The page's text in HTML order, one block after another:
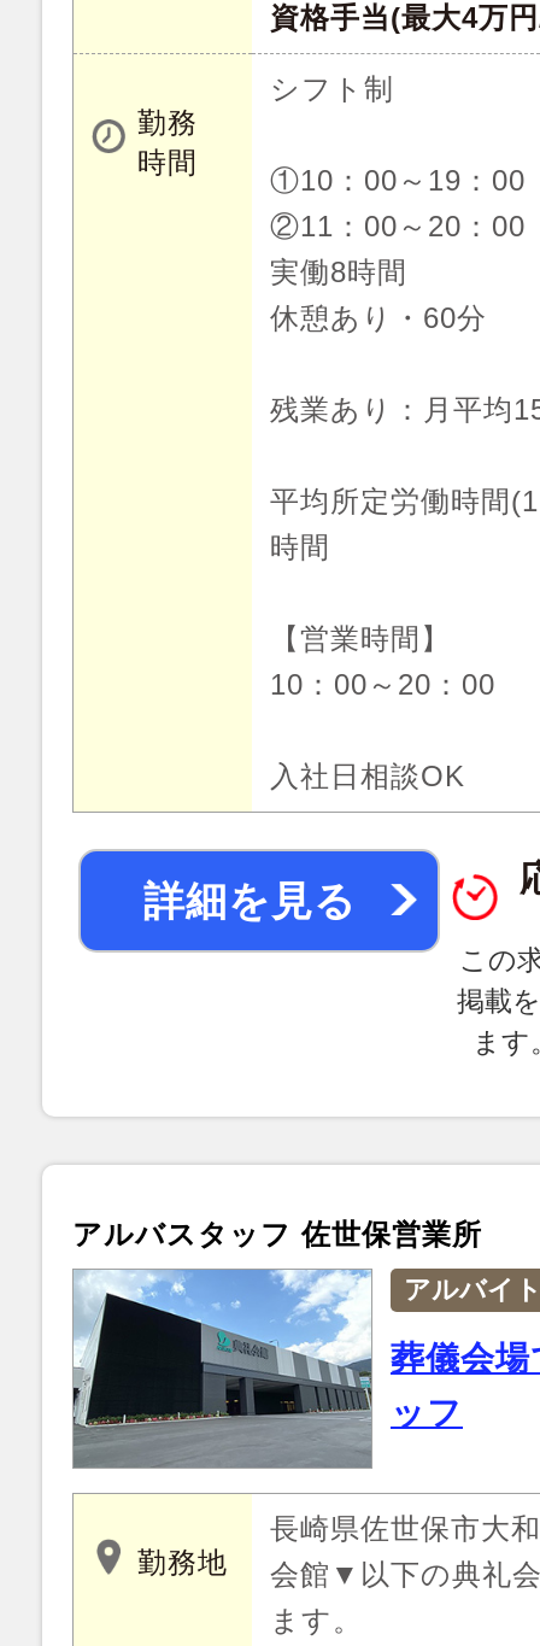
資格手当(最大4万
勤務
時間
シフト制
①10：00～19：00
②11：00～20：00
実働8時間
休憩あり・60分
残業あり：月平均
平均所定労働時間
時間
【営業時間】
10：00～20：00
入社日相談OK
詳細を見る
この
掲載
ま
アルバスタッフ 佐世保営業所
アルバイ
葬儀会
ッフ
勤務地
長崎県佐世保市大
会館▼以下の典礼
ます。